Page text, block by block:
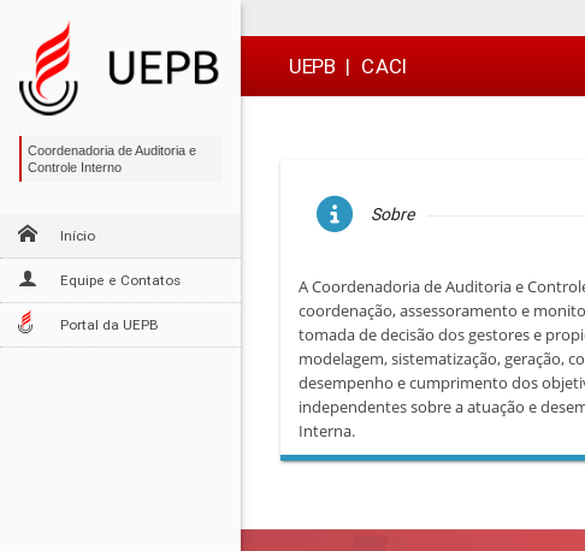
conteúdo
menu
busca
rodapé
 UEPB | CACI
Coordenadoria de Auditoria e
Controle Interno
Início
Equipe e Contatos
Portal da UEPB
Sobre
A Coordenadoria de Auditoria e
coordenação, assessoramento e
tomada de decisão dos gestores e
modelagem, sistematização, geração,
desempenho e cumprimento dos
independentes sobre a atuação e
Interna.